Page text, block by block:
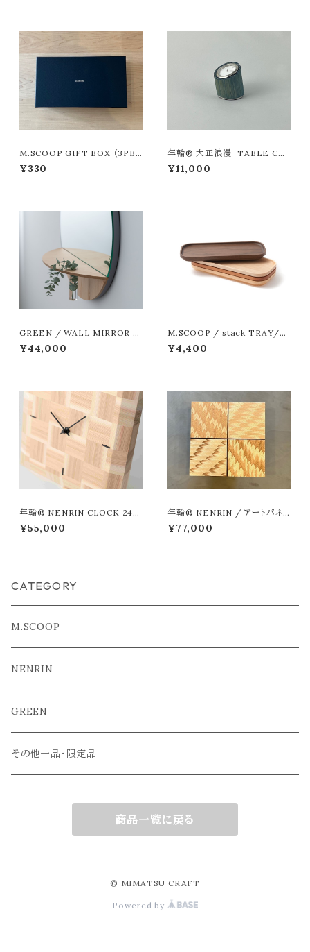
M.SCOOP GIFT BOX （3PB
OX）
¥330
年輪® 大正浪漫 TABLE CL
OCK / 中藍 （藍染め）
¥11,000
GREEN / WALL MIRROR L
Maple
¥44,000
M.SCOOP / stack TRAY/21
0-90
¥4,400
年輪® NENRIN CLOCK 245
市松 （褒賞、退職、感謝の品と
して）
¥55,000
年輪® NENRIN / アートパネ
ル 矢絣 4P
¥77,000
CATEGORY
M.SCOOP
NENRIN
GREEN
その他一品・限定品
商品一覧に戻る
© MIMATSU CRAFT
Powered by